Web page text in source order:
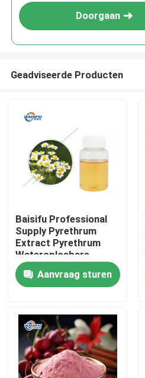
Thuis
Producten
Video's
VR-show
Doorgaan
Geadviseerde Producten
Baisifu Professional
Supply Pyrethrum
Extract Pyrethrum
Wateroplosbare
pyrethrinen 50% CAS
8003-34-7 Gele
vloeistof voor biocide
Aanvraag sturen